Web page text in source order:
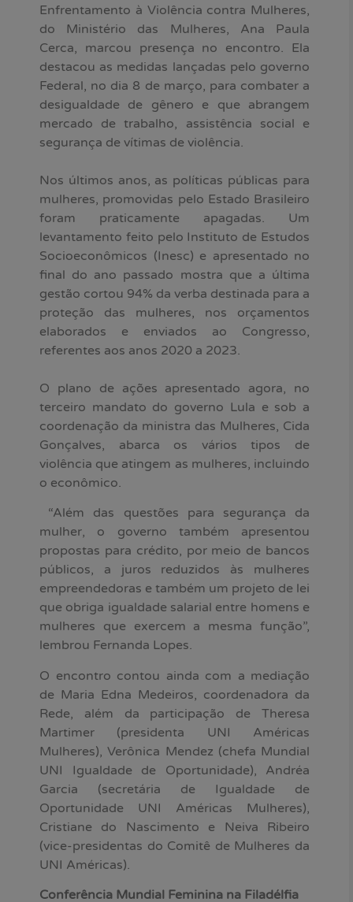
Enfrentamento à Violência contra Mulheres,
do Ministério das Mulheres, Ana Paula
Cerca, marcou presença no encontro. Ela
destacou as medidas lançadas pelo governo
Federal, no dia 8 de março, para combater a
desigualdade de gênero e que abrangem
mercado de trabalho, assistência social e
segurança de vítimas de violência.
Nos últimos anos, as políticas públicas para
mulheres, promovidas pelo Estado Brasileiro
foram praticamente apagadas. Um
levantamento feito pelo Instituto de Estudos
Socioeconômicos (Inesc) e apresentado no
final do ano passado mostra que a última
gestão cortou 94% da verba destinada para a
proteção das mulheres, nos orçamentos
elaborados e enviados ao Congresso,
referentes aos anos 2020 a 2023.
O plano de ações apresentado agora, no
terceiro mandato do governo Lula e sob a
coordenação da ministra das Mulheres, Cida
Gonçalves, abarca os vários tipos de
violência que atingem as mulheres, incluindo
o econômico.
“Além das questões para segurança da
mulher, o governo também apresentou
propostas para crédito, por meio de bancos
públicos, a juros reduzidos às mulheres
empreendedoras e também um projeto de lei
que obriga igualdade salarial entre homens e
mulheres que exercem a mesma função”,
lembrou Fernanda Lopes.
O encontro contou ainda com a mediação
de Maria Edna Medeiros, coordenadora da
Rede, além da participação de Theresa
Martimer (presidenta UNI Américas
Mulheres), Verônica Mendez (chefa Mundial
UNI Igualdade de Oportunidade), Andréa
Garcia (secretária de Igualdade de
Oportunidade UNI Américas Mulheres),
Cristiane do Nascimento e Neiva Ribeiro
(vice-presidentas do Comitê de Mulheres da
UNI Américas).
Conferência Mundial Feminina na Filadélfia